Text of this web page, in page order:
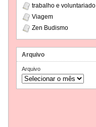
trabalho e voluntariado
Viagem
Zen Budismo
Arquivo
Arquivo